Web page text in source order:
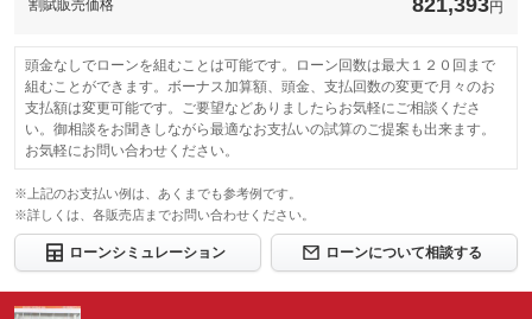
このパックの見積もり依頼（無料）
ビスの有無
このパックの見積もり依頼（無料）
保証修理受
付先
宮城県内のお客様は自社認証工場でご対応をさせて頂きます。他
県など遠方のお客様につきましては、最寄りの各メーカーのディ
ーラー様に受け入れをお願いしております。
ロードサー
ビスの有無
無し
このパックの見積もり依頼（無料）
割賦販売価格 821,393円
頭金なしでローンを組むことは可能です。ローン回数は最大１２０回まで
組むことができます。ボーナス加算額、頭金、支払回数の変更で月々のお
支払額は変更可能です。ご要望などありましたらお気軽にご相談くださ
い。御相談をお聞きしながら最適なお支払いの試算のご提案も出来ます。
お気軽にお問い合わせください。
※上記のお支払い例は、あくまでも参考例です。
※詳しくは、各販売店までお問い合わせください。
ローンシミュレーション ローンについて相談する